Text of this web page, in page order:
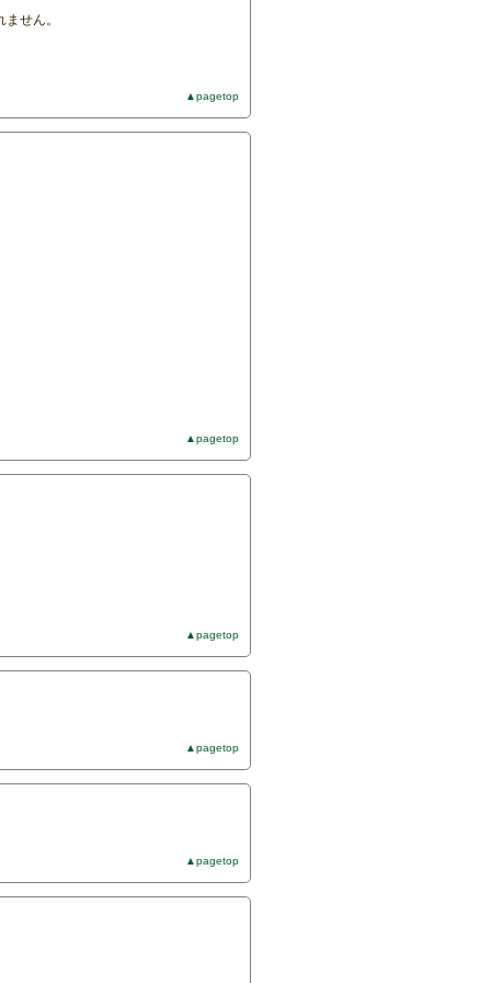
せん。
▲pagetop
▲pagetop
▲pagetop
▲pagetop
▲pagetop